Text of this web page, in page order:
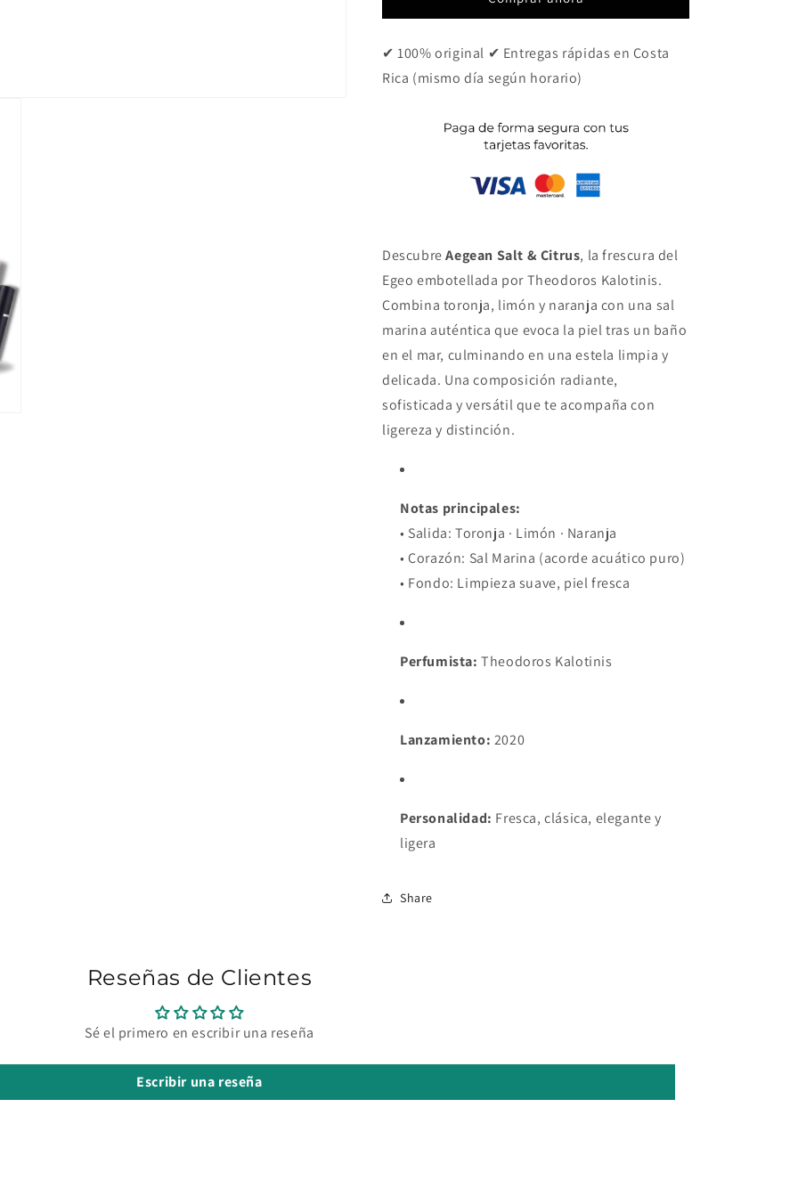
✔ 100% original ✔ Entregas rápidas en Costa
Rica (mismo día según horario)
DescubreAegean Salt & Citrus, la frescura del
Egeo embotellada por Theodoros Kalotinis.
Combina toronja, limón y naranja con una sal
marina auténtica que evoca la piel tras un baño
en el mar, culminando en una estela limpia y
delicada. Una composición radiante,
sofisticada y versátil que te acompaña con
ligereza y distinción.
Notas principales:
• Salida: Toronja · Limón · Naranja
• Corazón: Sal Marina (acorde acuático puro)
• Fondo: Limpieza suave, piel fresca
Perfumista: Theodoros Kalotinis
Lanzamiento: 2020
Personalidad: Fresca, clásica, elegante y
ligera
Share
Reseñas de Clientes
Sé el primero en escribir una reseña
Escribir una reseña